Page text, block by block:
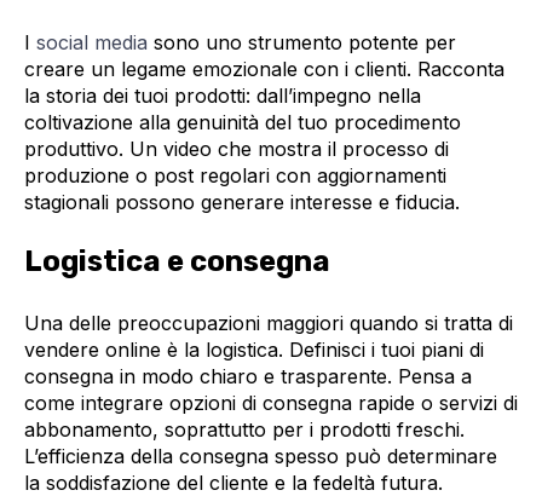
I social media sono uno strumento potente per
creare un legame emozionale con i clienti. Racconta
la storia dei tuoi prodotti: dall’impegno nella
coltivazione alla genuinità del tuo procedimento
produttivo. Un video che mostra il processo di
produzione o post regolari con aggiornamenti
stagionali possono generare interesse e fiducia.
Logistica e consegna
Una delle preoccupazioni maggiori quando si tratta di
vendere online è la logistica. Definisci i tuoi piani di
consegna in modo chiaro e trasparente. Pensa a
come integrare opzioni di consegna rapide o servizi di
abbonamento, soprattutto per i prodotti freschi.
L’efficienza della consegna spesso può determinare
la soddisfazione del cliente e la fedeltà futura.